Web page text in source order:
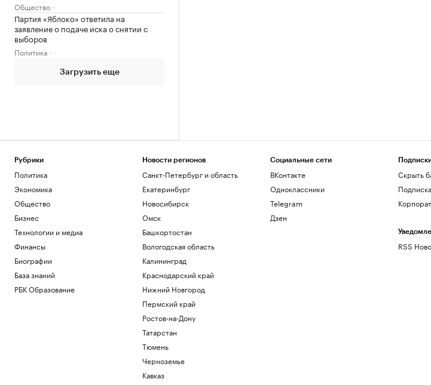
Общество
Партия «Яблоко» ответила на
заявление о подаче иска о снятии с
выборов
Политика
Загрузить еще
Рубрики
Политика
Экономика
Общество
Бизнес
Технологии и медиа
Финансы
Биографии
База знаний
РБК Образование
Новости регионов
Санкт-Петербург и область
Екатеринбург
Новосибирск
Омск
Башкортостан
Вологодская область
Калининград
Краснодарский край
Нижний Новгород
Пермский край
Ростов-на-Дону
Татарстан
Тюмень
Черноземье
Кавказ
Социальные сети
ВКонтакте
Одноклассники
Telegram
Дзен
Скрыть
RSS